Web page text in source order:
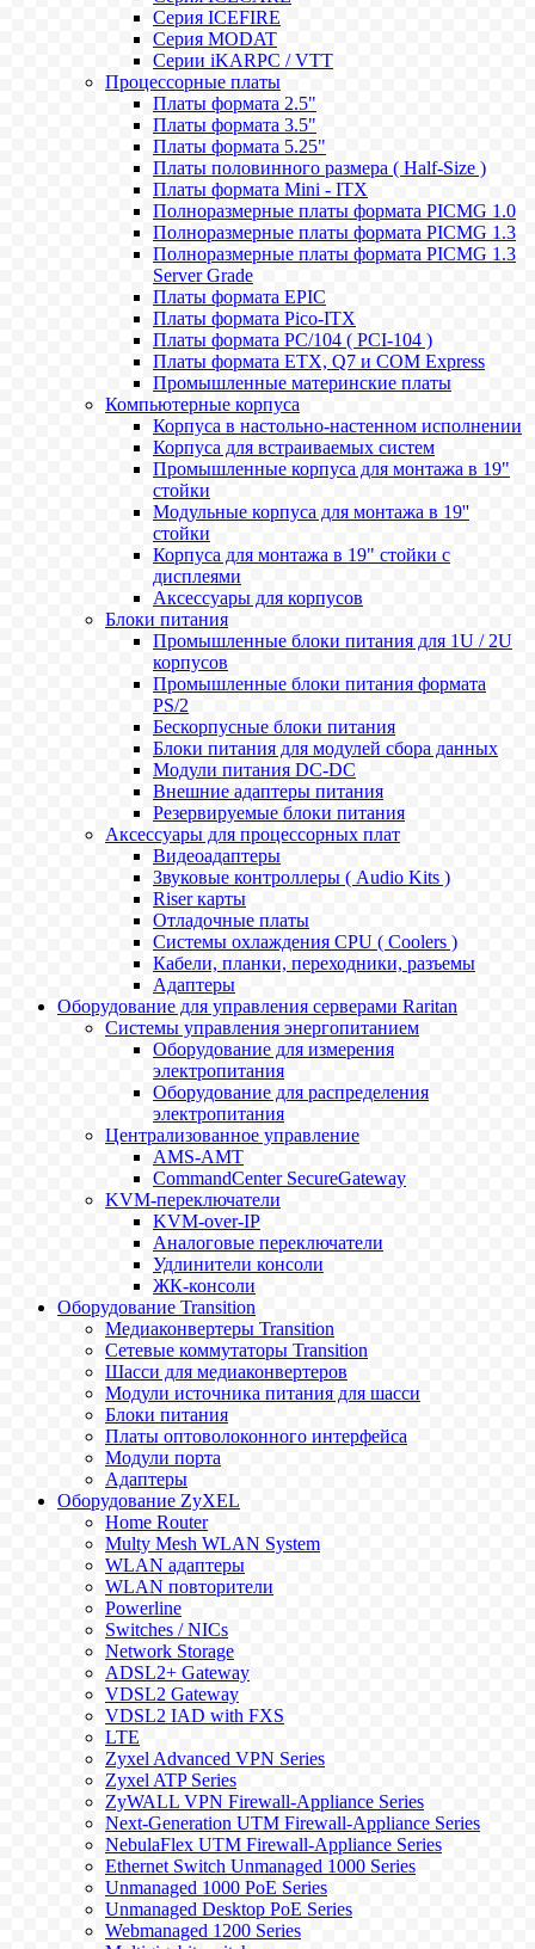
Серия ICEFIRE
Серия MODAT
Серии iKARPC / VTT
Процессорные платы
Платы формата 2.5"
Платы формата 3.5"
Платы формата 5.25"
Платы половинного размера ( Half-Size )
Платы формата Mini - ITX
Полноразмерные платы формата PICMG 1.0
Полноразмерные платы формата PICMG 1.3
Полноразмерные платы формата PICMG 1.3
Server Grade
Платы формата EPIC
Платы формата Pico-ITX
Платы формата PC/104 ( PCI-104 )
Платы формата ETX, Q7 и COM Express
Промышленные материнские платы
Компьютерные корпуса
Корпуса в настольно-настенном исполнении
Корпуса для встраиваемых систем
Промышленные корпуса для монтажа в 19"
стойки
Модульные корпуса для монтажа в 19''
стойки
Корпуса для монтажа в 19" стойки с
дисплеями
Аксессуары для корпусов
Блоки питания
Промышленные блоки питания для 1U / 2U
корпусов
Промышленные блоки питания формата
PS/2
Бескорпусные блоки питания
Блоки питания для модулей сбора данных
Модули питания DC-DC
Внешние адаптеры питания
Резервируемые блоки питания
Аксессуары для процессорных плат
Видеоадаптеры
Звуковые контроллеры ( Audio Kits )
Riser карты
Отладочные платы
Системы охлаждения CPU ( Coolers )
Кабели, планки, переходники, разъемы
Адаптеры
Оборудование для управления серверами Raritan
Системы управления энергопитанием
Оборудование для измерения
электропитания
Оборудование для распределения
электропитания
Централизованное управление
AMS-AMT
CommandCenter SecureGateway
KVM-переключатели
KVM-over-IP
Аналоговые переключатели
Удлинители консоли
ЖК-консоли
Оборудование Transition
Медиаконвертеры Transition
Сетевые коммутаторы Transition
Шасси для медиаконвертеров
Модули источника питания для шасси
Блоки питания
Платы оптоволоконного интерфейса
Модули порта
Адаптеры
Оборудование ZyXEL
Home Router
Multy Mesh WLAN System
WLAN адаптеры
WLAN повторители
Powerline
Switches / NICs
Network Storage
ADSL2+ Gateway
VDSL2 Gateway
VDSL2 IAD with FXS
LTE
Zyxel Advanced VPN Series
Zyxel ATP Series
ZyWALL VPN Firewall-Appliance Series
Next-Generation UTM Firewall-Appliance Series
NebulaFlex UTM Firewall-Appliance Series
Ethernet Switch Unmanaged 1000 Series
Unmanaged 1000 PoE Series
Unmanaged Desktop PoE Series
Webmanaged 1200 Series